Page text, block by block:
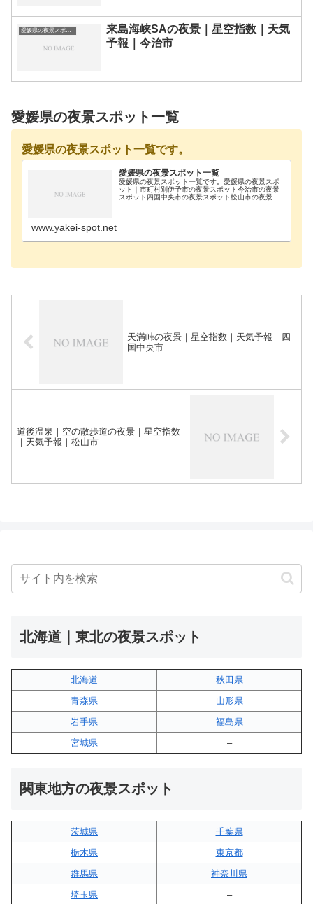
愛媛県の夜景スポット一覧
来島海峡SAの夜景｜星空指数｜天気
予報｜今治市
愛媛県の夜景スポット一覧
愛媛県の夜景スポット一覧です。
愛媛県の夜景スポット一覧
愛媛県の夜景スポット一覧です。愛媛県の夜景スポ
ット｜市町村別伊予市の夜景スポット今治市の夜景
スポット四国中央市の夜景スポット松山市の夜景ス
www.yakei-spot.net
天満峠の夜景｜星空指数｜天気予報｜四
国中央市
道後温泉｜空の散歩道の夜景｜星空指数
｜天気予報｜松山市
北海道｜東北の夜景スポット
北海道
秋田県
青森県
山形県
岩手県
福島県
宮城県
–
関東地方の夜景スポット
茨城県
千葉県
栃木県
東京都
群馬県
神奈川県
埼玉県
–